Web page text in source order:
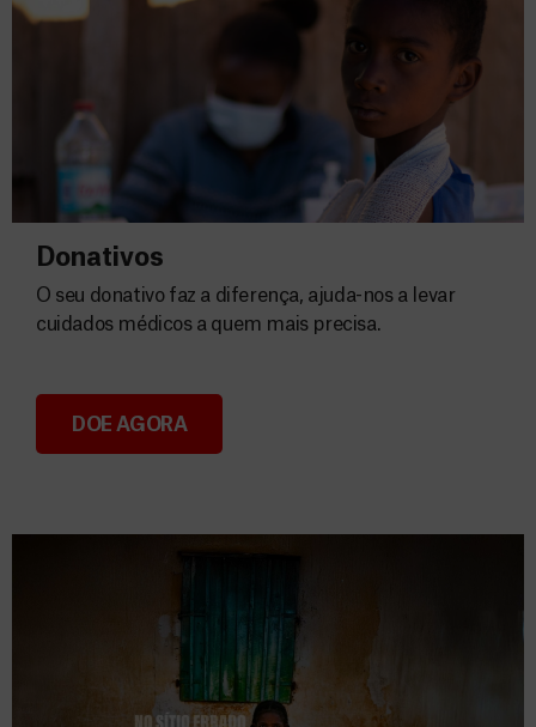
Donativos
Donativos
O seu donativo faz a diferença, ajuda-nos a levar
cuidados médicos a quem mais precisa.
DOE AGORA